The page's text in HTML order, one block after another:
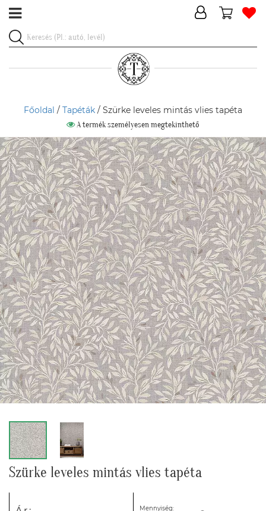
Főoldal / Tapéták / Szürke leveles mintás vlies tapéta
A termék személyesen megtekinthető
Szürke leveles mintás vlies tapéta
Mennyiség: